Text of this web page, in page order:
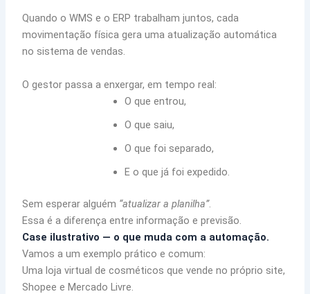
Quando o WMS e o ERP trabalham juntos, cada
movimentação física gera uma atualização automática
no sistema de vendas.
O gestor passa a enxergar, em tempo real:
O que entrou,
O que saiu,
O que foi separado,
E o que já foi expedido.
Sem esperar alguém “atualizar a planilha”.
Essa é a diferença entre informação e previsão.
Case ilustrativo — o que muda com a automação.
Vamos a um exemplo prático e comum:
Uma loja virtual de cosméticos que vende no próprio site,
Shopee e Mercado Livre.